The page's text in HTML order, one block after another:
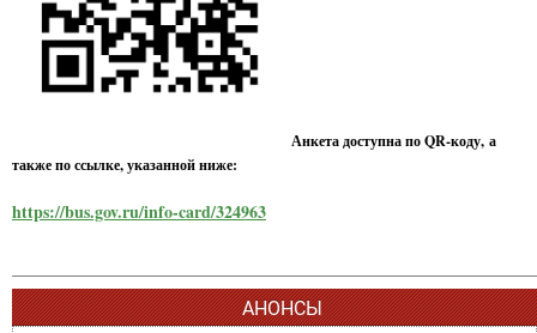
Анкета доступна по QR-коду, а
также по ссылке, указанной ниже:
https://bus.gov.ru/info-card/324963
АНОНСЫ